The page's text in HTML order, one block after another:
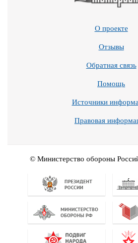
О проекте
Отзывы
Обратная связь
Помощь
Источники
Правовая
© Министерство обороны